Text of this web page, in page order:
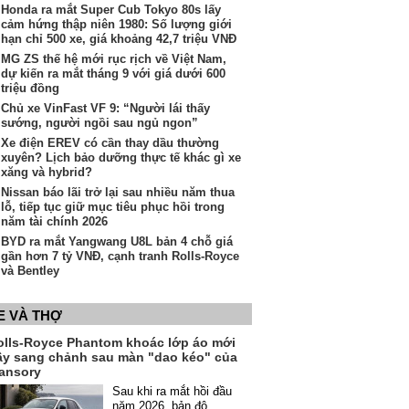
Honda ra mắt Super Cub Tokyo 80s lấy
cảm hứng thập niên 1980: Số lượng giới
hạn chỉ 500 xe, giá khoảng 42,7 triệu VNĐ
MG ZS thế hệ mới rục rịch về Việt Nam,
dự kiến ra mắt tháng 9 với giá dưới 600
triệu đồng
Chủ xe VinFast VF 9: “Người lái thấy
sướng, người ngồi sau ngủ ngon”
Xe điện EREV có cần thay dầu thường
xuyên? Lịch bảo dưỡng thực tế khác gì xe
xăng và hybrid?
Nissan báo lãi trở lại sau nhiều năm thua
lỗ, tiếp tục giữ mục tiêu phục hồi trong
năm tài chính 2026
BYD ra mắt Yangwang U8L bản 4 chỗ giá
gần hơn 7 tỷ VNĐ, cạnh tranh Rolls-Royce
và Bentley
VÀ THỢ
Royce Phantom khoác lớp áo mới
sang chảnh sau màn "dao kéo" của
Sau khi ra mắt hồi đầu
năm 2026, bản độ